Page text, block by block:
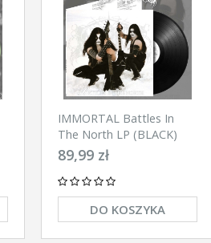
IMMORTAL Battles In
The North LP (BLACK)
89,99 zł
DO KOSZYKA